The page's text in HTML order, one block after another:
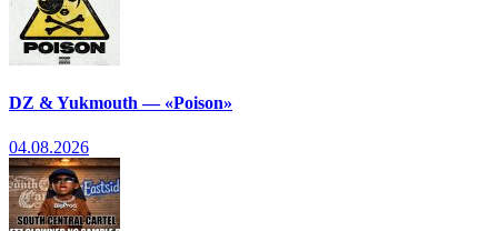
DZ & Yukmouth — «Poison»
04.08.2026